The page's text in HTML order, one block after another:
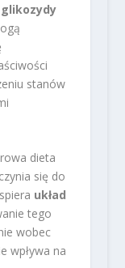
glikozydy
stanów
dieta
się do
układ
tego
wobec
wpływa na